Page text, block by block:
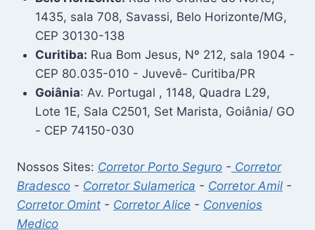
1435, sala 708, Savassi, Belo Horizonte/MG,
CEP 30130-138
Curitiba: Rua Bom Jesus, Nº 212, sala 1904 -
CEP 80.035-010 - Juvevê- Curitiba/PR
Goiânia: Av. Portugal , 1148, Quadra L29,
Lote 1E, Sala C2501, Set Marista, Goiânia/ GO
- CEP 74150-030
Nossos Sites: Corretor Porto Seguro - Corretor
Bradesco - Corretor Sulamerica - Corretor Amil -
Corretor Omint - Corretor Alice - Convenios
Medico